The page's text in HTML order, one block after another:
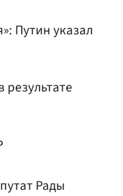
Путин указал
результате
Рады